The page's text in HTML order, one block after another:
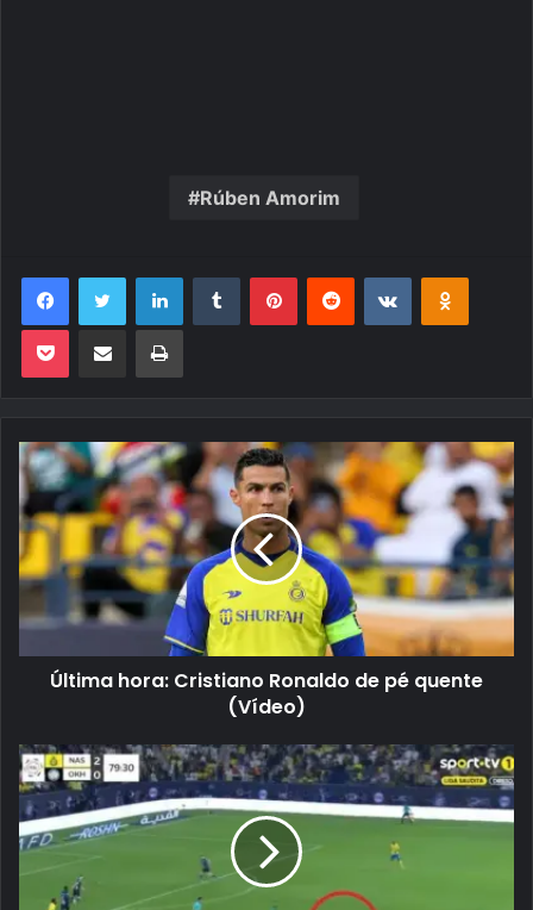
Rúben Amorim
FacebookTwitter LinkedinTumblr PinterestReddit VK OK
Pocket Compartilhar via e-mail Imprimir
Última hora: Cristiano Ronaldo de pé quente
(Vídeo)